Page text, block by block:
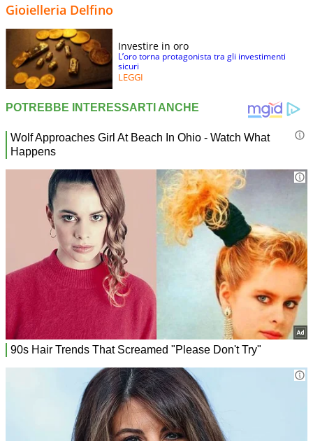
Gioielleria Delfino
Investire in oro
L’oro torna protagonista tra gli investimenti
sicuri
LEGGI